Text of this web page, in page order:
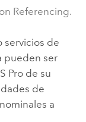
Referencing.
servicios de
pueden ser
Prode su
de
a